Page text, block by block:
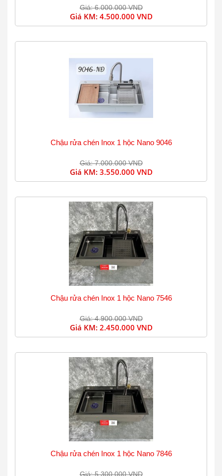
Giá: 6.000.000 VND
Giá KM: 4.500.000 VND
Chậu rửa chén Inox 1 hộc Nano 9046
Giá: 7.000.000 VND
Giá KM: 3.550.000 VND
Chậu rửa chén Inox 1 hộc Nano 7546
Giá: 4.900.000 VND
Giá KM: 2.450.000 VND
Chậu rửa chén Inox 1 hộc Nano 7846
Giá: 5.300.000 VND